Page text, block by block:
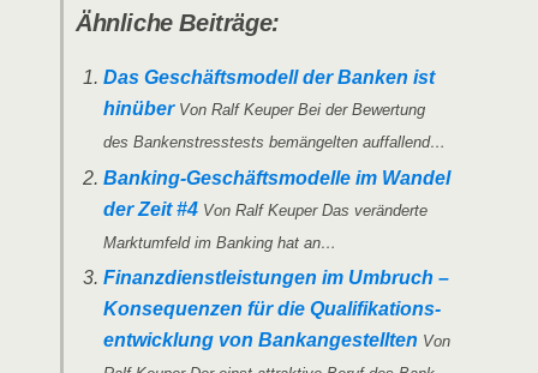
Ähn­li­che Beiträge:
Das Geschäfts­mo­dell der Ban­ken ist
hin­über Von Ralf Keu­per Bei der Bewer­tung
des Ban­ken­stress­tests bemän­gel­ten auffallend…
Ban­king-Geschäfts­­­mo­­del­­le im Wan­del
der Zeit #4 Von Ralf Keu­per Das ver­än­der­te
Markt­um­feld im Ban­king hat an…
Finanz­dienst­leis­tun­gen im Umbruch –
Kon­se­quen­zen für die Qua­li­fi­ka­ti­ons­
ent­wick­lung von Bank­an­ge­stell­ten Von